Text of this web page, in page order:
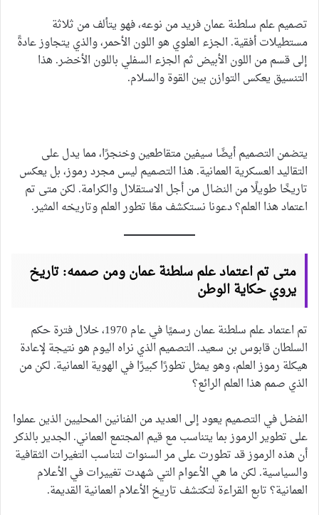
تصميم علم سلطنة عمان فريد من نوعه، فهو يتألف من ثلاثة
مستطيلات أفقية. الجزء العلوي هو اللون الأحمر، والذي يتجاوز عادةً
إلى قسم من اللون الأبيض ثم الجزء السفلي باللون الأخضر. هذا
التنسيق يعكس التوازن بين القوة والسلام.
يتضمن التصميم أيضًا سيفين متقاطعين وخنجرًا، مما يدل على
التقاليد العسكرية العمانية. هذا التصميم ليس مجرد رموز، بل يعكس
تاريخًا طويلًا من النضال من أجل الاستقلال والكرامة. لكن متى تم
اعتماد هذا العلم؟ دعونا نستكشف معًا تطور العلم وتاريخه المثير.
متى تم اعتماد علم سلطنة عمان ومن صممه: تاريخ
يروي حكاية الوطن
تم اعتماد علم سلطنة عمان رسميًا في عام 1970، خلال فترة حكم
السلطان قابوس بن سعيد. التصميم الذي نراه اليوم هو نتيجة لإعادة
هيكلة رموز العلم، وهو يمثل تطورًا كبيرًا في الهوية العمانية. لكن من
الذي صمم هذا العلم الرائع؟
الفضل في التصميم يعود إلى العديد من الفنانين المحليين الذين عملوا
على تطوير الرموز بما يتناسب مع قيم المجتمع العماني. الجدير بالذكر
أن هذه الرموز قد تطورت على مر السنوات لتناسب التغيرات الثقافية
والسياسية. لكن ما هي الأعوام التي شهدت تغييرات في الأعلام
العمانية؟ تابع القراءة لتكتشف تاريخ الأعلام العمانية القديمة.